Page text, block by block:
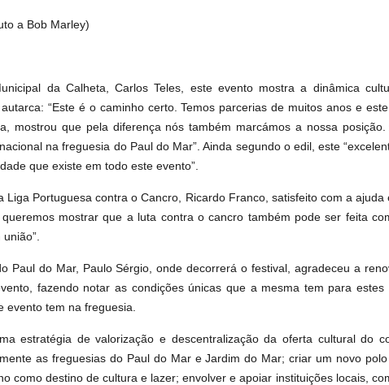
a Bob Marley)
da Calheta, Carlos Teles, este evento mostra a dinâmica
“Este é o caminho certo. Temos parcerias de muitos anos e
mostrou que pela diferença nós também marcámos a nossa
na freguesia do Paul do Mar”. Ainda segundo o edil, este
que existe em todo este evento”.
Liga Portuguesa contra o Cancro, Ricardo Franco, satisfeito com a ajuda
mostrar que a luta contra o cancro também pode ser feita
Paul do Mar, Paulo Sérgio, onde decorrerá o festival, agradeceu a
fazendo notar as condições únicas que a mesma tem para estes
evento tem na freguesia.
estratégia de valorização e descentralização da oferta cultural do
as freguesias do Paul do Mar e Jardim do Mar; criar um novo
como destino de cultura e lazer; envolver e apoiar instituições locais,